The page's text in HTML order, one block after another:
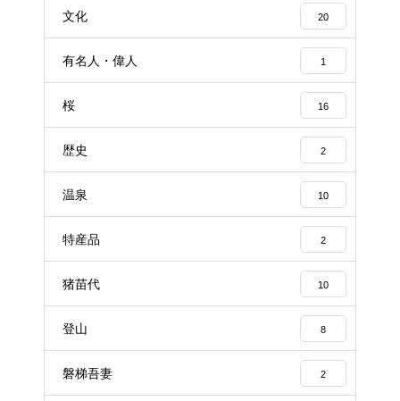
文化 20
有名人・偉人 1
桜 16
歴史 2
温泉 10
特産品 2
猪苗代 10
登山 8
磐梯吾妻 2